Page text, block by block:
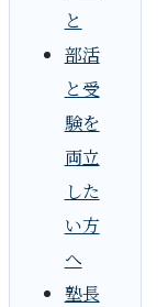
と
部活
と受
験を
両立
した
い方
へ
塾長